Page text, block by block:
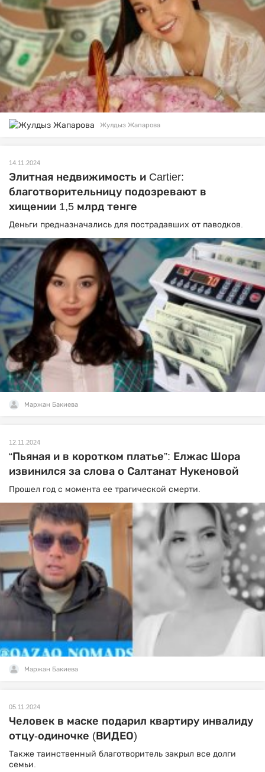
Жулдыз Жапарова
14.11.2024
Элитная недвижимость и Cartier:
благотворительницу подозревают в
хищении 1,5 млрд тенге
Деньги предназначались для пострадавших от паводков.
Маржан Бакиева
12.11.2024
“Пьяная и в коротком платье”: Елжас Шора
извинился за слова о Салтанат Нукеновой
Прошел год с момента ее трагической смерти.
Маржан Бакиева
05.11.2024
Человек в маске подарил квартиру инвалиду
отцу-одиночке (ВИДЕО)
Также таинственный благотворитель закрыл все долги
семьи.